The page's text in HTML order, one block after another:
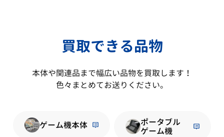
買取できる品物
本体や関連品まで幅広い品物を買取します！
色々まとめてお送りください。
ゲーム機本体
ポータブル
ゲーム機